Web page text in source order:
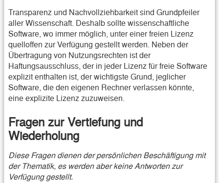
Transparenz und Nachvollziehbarkeit sind Grundpfeiler
aller Wissenschaft. Deshalb sollte wissenschaftliche
Software, wo immer möglich, unter einer freien Lizenz
quelloffen zur Verfügung gestellt werden. Neben der
Übertragung von Nutzungsrechten ist der
Haftungsausschluss, der in jeder Lizenz für freie Software
explizit enthalten ist, der wichtigste Grund, jeglicher
Software, die den eigenen Rechner verlassen könnte,
eine explizite Lizenz zuzuweisen.
Fragen zur Vertiefung und
Wiederholung
Diese Fragen dienen der persönlichen Beschäftigung mit
der Thematik, es werden aber keine Antworten zur
Verfügung gestellt.